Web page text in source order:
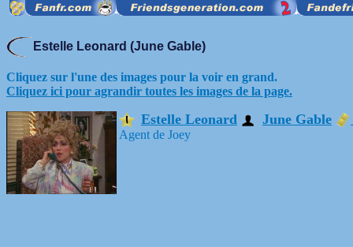
Estelle Leonard (June Gable)
Cliquez sur l'une des images pour la voir en grand.
Cliquez ici pour agrandir toutes les images de la page.
Estelle Leonard June Gable
Agent de Joey